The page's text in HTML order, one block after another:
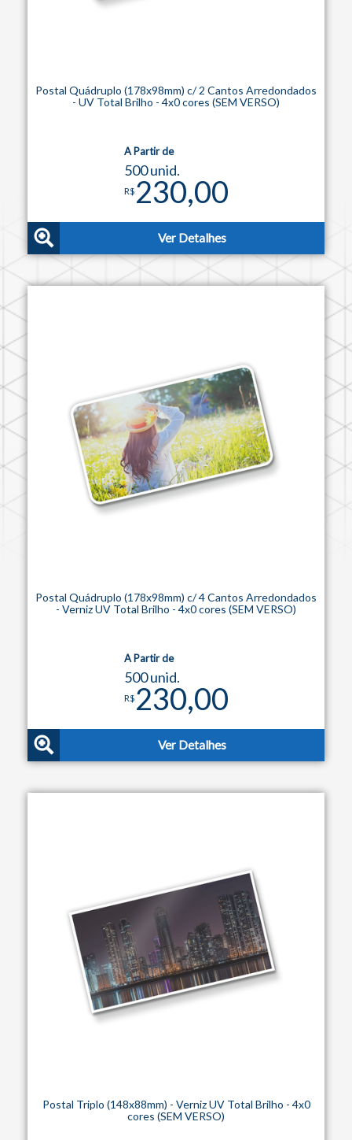
Postal Quádruplo (178x98mm) c/ 2 Cantos Arredondados
- UV Total Brilho - 4x0 cores (SEM VERSO)
A Partir de
500 unid.
R$ 230,00
Ver Detalhes
Postal Quádruplo (178x98mm) c/ 4 Cantos Arredondados
- Verniz UV Total Brilho - 4x0 cores (SEM VERSO)
A Partir de
500 unid.
R$ 230,00
Ver Detalhes
Postal Triplo (148x88mm) - Verniz UV Total Brilho - 4x0
cores (SEM VERSO)